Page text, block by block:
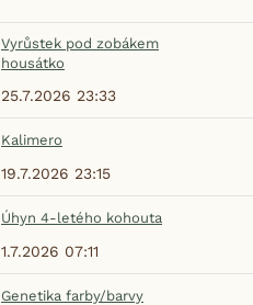
Vyrůstek pod zobákem
housátko
25.7.2026 23:33
Kalimero
19.7.2026 23:15
Úhyn 4-letého kohouta
1.7.2026 07:11
Genetika farby/barvy